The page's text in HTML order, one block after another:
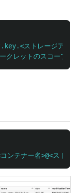
ストレージアカ
クレットのスコープ名>
ンテナー名>@<スト